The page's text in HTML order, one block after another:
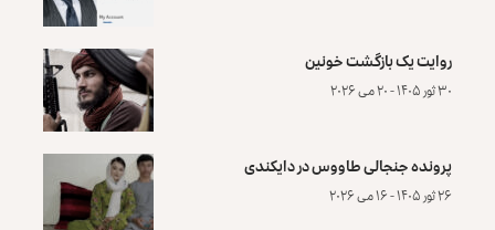
روایت یک بازگشت خونین
۳۰ ثور ۱۴۰۵ - ۲۰ می ۲۰۲۶
پرونده‌ جنجالی طاووس در دایکندی
۲۶ ثور ۱۴۰۵ - ۱۶ می ۲۰۲۶